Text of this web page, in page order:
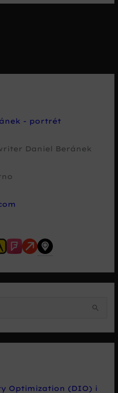
Daniel Beránek
Optimization (DIO) i